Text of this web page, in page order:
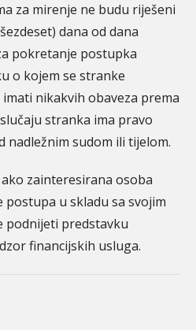
za mirenje ne budu riješeni
dana od dana
pokretanje postupka
o kojem se stranke
nikakvih obaveza prema
stranka ima pravo
nadležnim sudom ili tijelom.
zainteresirana osoba
u skladu sa svojim
podnijeti predstavku
financijskih usluga.